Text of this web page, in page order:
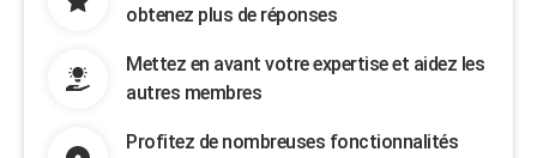
obtenez plus de réponses
Mettez en avant votre expertise et aidez les
autres membres
Profitez de nombreuses fonctionnalités